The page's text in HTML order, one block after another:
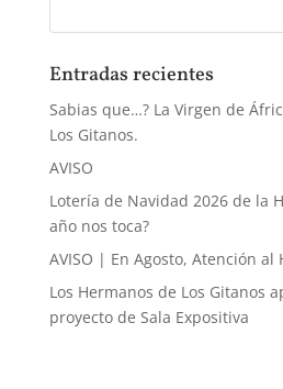
Entradas recientes
Sabias que…? La Virgen de
Los Gitanos.
AVISO
Lotería de Navidad 2026 de la
año nos toca?
AVISO | En Agosto, Atención
Los Hermanos de Los Gitanos
proyecto de Sala Expositiva